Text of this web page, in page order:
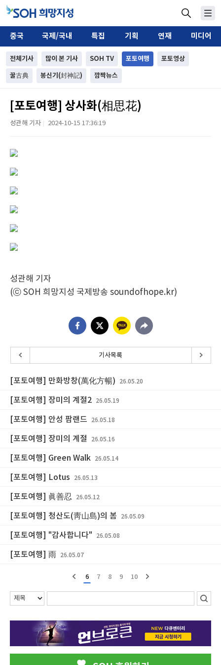
중국 국제/국내 특집 기획 연재 미디어
전체기사 많이 본 기사 SOH TV 포토여행 포토영상
꿀古典 봉신기(封神記) 깜짝뉴스
[포토여행] 상사화(相思花)
성관해 기자 2024-10-15 17:36:19
성관해 기자
(ⓒ SOH 희망지성 국제방송 soundofhope.kr)
기사목록
[포토여행] 만화방창(萬化方暢) 26.05.20
[포토여행] 장미의 계절2 26.05.19
[포토여행] 안성 팜랜드 26.05.18
[포토여행] 장미의 계절 26.05.16
[포토여행] Green Walk 26.05.14
[포토여행] Lotus 26.05.13
[포토여행] 眞善忍 26.05.12
[포토여행] 청산도(靑山島)의 봄 26.05.09
[포토여행] "감사합니다" 26.05.08
[포토여행] 雨 26.05.07
6 7 8 9 10